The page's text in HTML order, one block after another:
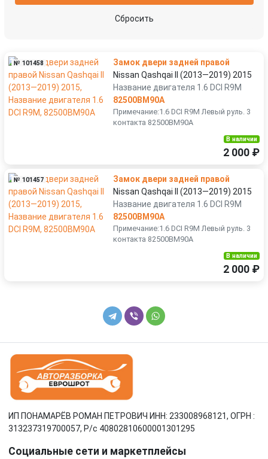
ручка наружная передняя правая спойлер
усилитель бампера переднего шумоизоляция капота
Сбросить
№ 101458
Замок двери задней правой
Nissan Qashqai II (2013—2019) 2015
Название двигателя 1.6 DCI R9M
82500BM90A
Примечание:1.6 DCI R9M Левый руль. 3
контакта 82500BM90A
В наличии
2 000 ₽
№ 101457
Замок двери задней правой
Nissan Qashqai II (2013—2019) 2015
Название двигателя 1.6 DCI R9M
82500BM90A
Примечание:1.6 DCI R9M Левый руль. 3
контакта 82500BM90A
В наличии
2 000 ₽
ИП ПОНАМАРЁВ РОМАН ПЕТРОВИЧ ИНН: 233008968121, ОГРН :
313237319700057, Р/c 40802810600001301295
Социальные сети и маркетплейсы